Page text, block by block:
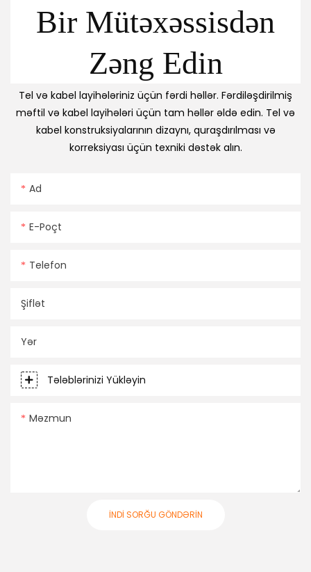
Bir Mütəxəssisdən
Zəng Edin
Tel və kabel layihələriniz üçün fərdi həllər. Fərdiləşdirilmiş
məftil və kabel layihələri üçün tam həllər əldə edin. Tel və
kabel konstruksiyalarının dizaynı, quraşdırılması və
korreksiyası üçün texniki dəstək alın.
Ad
E-Poçt
Telefon
Şiflət
Yər
Tələblərinizi Yükləyin
Məzmun
İNDI SORĞU GÖNDƏRIN